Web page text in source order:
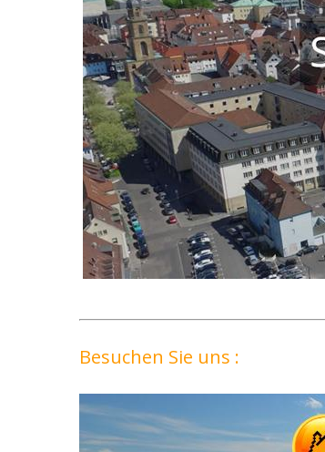
Besuchen Sie uns :